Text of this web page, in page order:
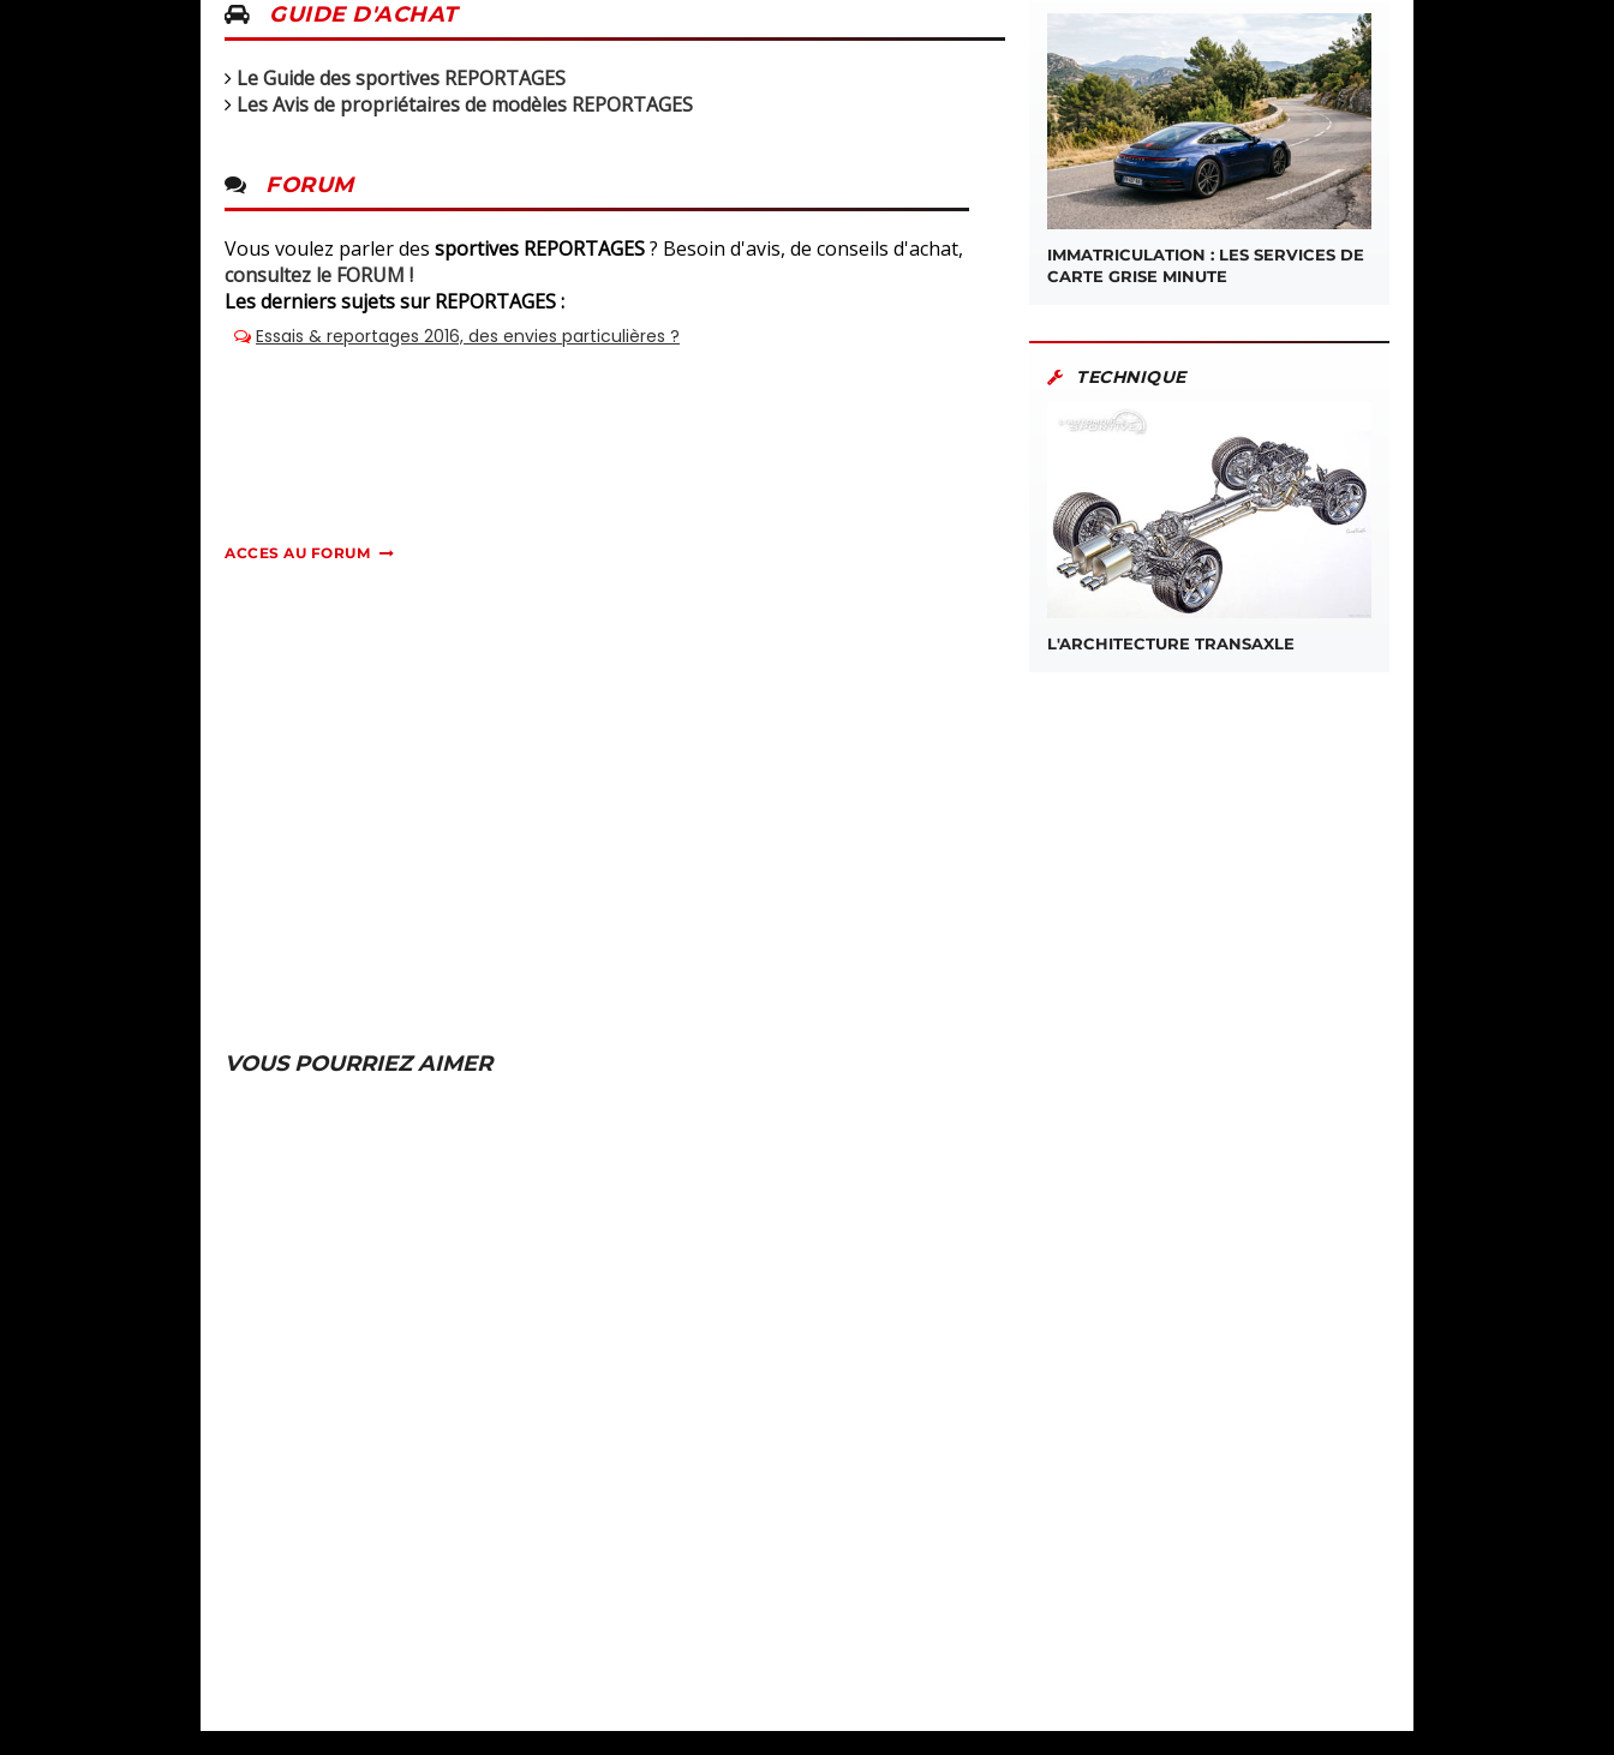
GUIDE D'ACHAT
Le Guide des sportives REPORTAGES
Les Avis de propriétaires de modèles REPORTAGES
FORUM
Vous voulez parler des sportives REPORTAGES? Besoin d'avis, de conseils d'achat,
consultez le FORUM !
Les derniers sujets sur REPORTAGES :
ACCES AU FORUM
IMMATRICULATION : LES SERVICES DE
CARTE GRISE MINUTE
TECHNIQUE
L'ARCHITECTURE TRANSAXLE
VOUS POURRIEZ AIMER